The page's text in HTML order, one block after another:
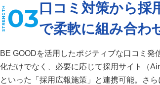
03 口コミ対策から採
で柔軟に組み合わ
BE GOODを活用したポジティブな口コミ
化だけでなく、必要に応じて採用サイト（
といった「採用広報施策」と連携可能。さ